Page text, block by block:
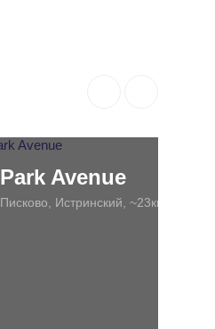
Park Avenue
Писково, Истринский, ~23км.